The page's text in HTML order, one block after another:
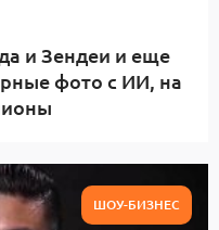
и Зендеи и еще
фото с ИИ, на
ШОУ-БИЗНЕС